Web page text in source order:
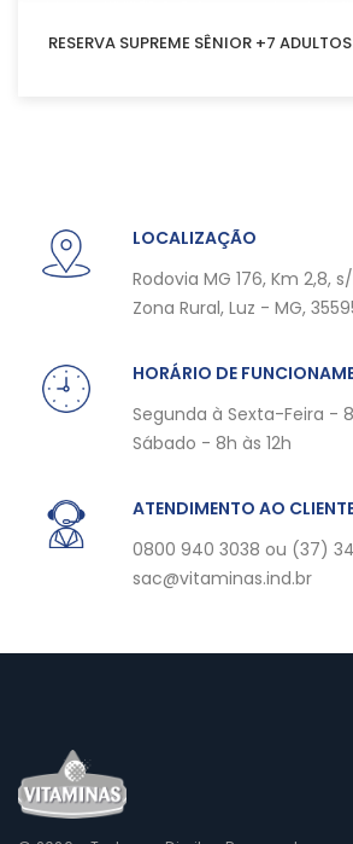
RESERVA SUPREME SÊNIOR +7
LOCALIZAÇÃO
Rodovia MG 176, Km 2,8,
Zona Rural, Luz - MG,
HORÁRIO DE
Segunda à Sexta-Feira -
Sábado - 8h às 12h
ATENDIMENTO AO
0800 940 3038 ou (37)
sac@vitaminas.ind.br